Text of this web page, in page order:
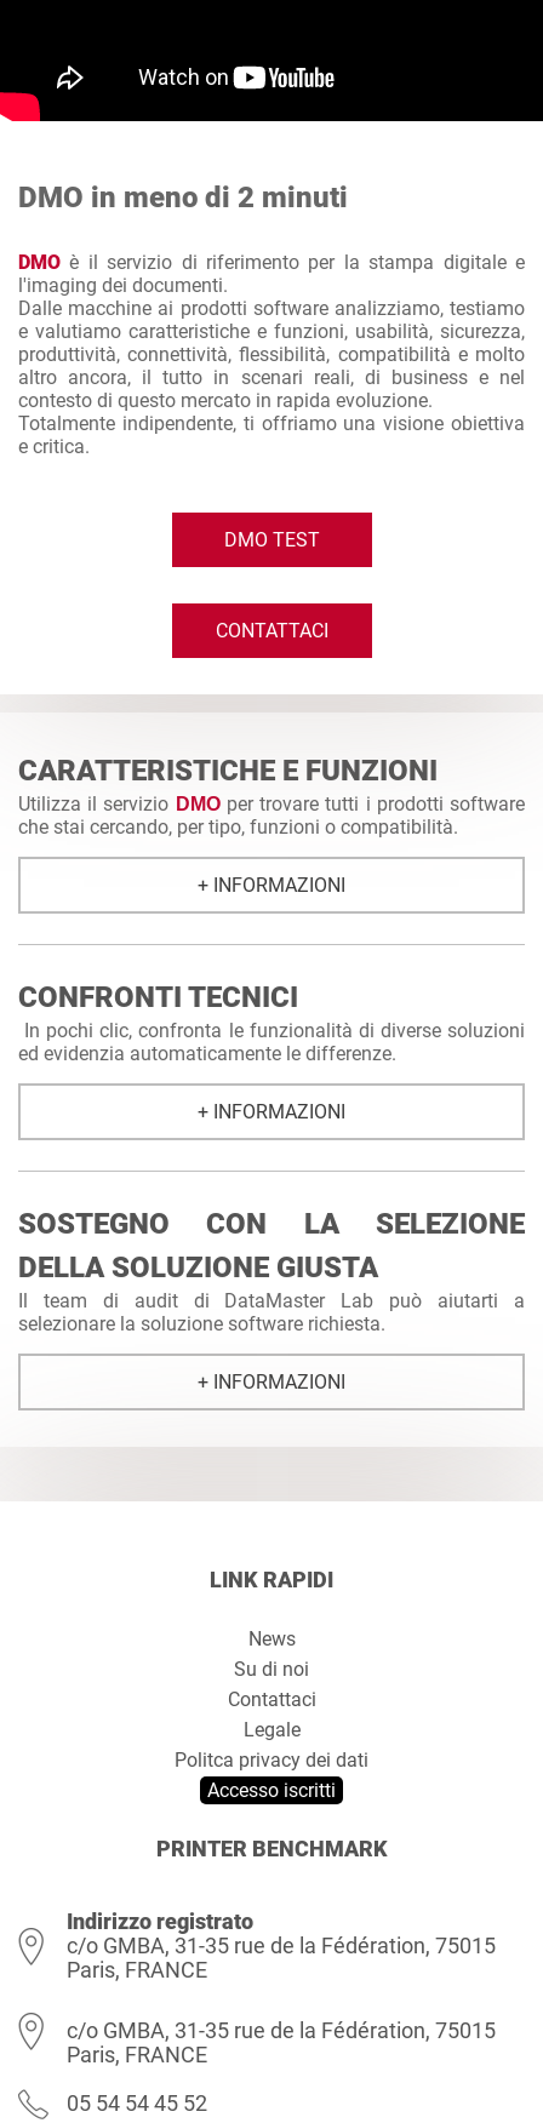
DMO in meno di 2 minuti
DMO è il servizio di riferimento per la stampa digitale e
l'imaging dei documenti.
Dalle macchine ai prodotti software analizziamo, testiamo
e valutiamo caratteristiche e funzioni, usabilità, sicurezza,
produttività, connettività, flessibilità, compatibilità e molto
altro ancora, il tutto in scenari reali, di business e nel
contesto di questo mercato in rapida evoluzione.
Totalmente indipendente, ti offriamo una visione obiettiva
e critica.
DMO TEST
CONTATTACI
CARATTERISTICHE E FUNZIONI
Utilizza il servizio DMO per trovare tutti i prodotti software
che stai cercando, per tipo, funzioni o compatibilità.
+ INFORMAZIONI
CONFRONTI TECNICI
In pochi clic, confronta le funzionalità di diverse soluzioni
ed evidenzia automaticamente le differenze.
+ INFORMAZIONI
SOSTEGNO CON LA SELEZIONE
DELLA SOLUZIONE GIUSTA
Il team di audit di DataMaster Lab può aiutarti a
selezionare la soluzione software richiesta.
+ INFORMAZIONI
LINK RAPIDI
News
Su di noi
Contattaci
Legale
Politca privacy dei dati
Accesso iscritti
PRINTER BENCHMARK
Indirizzo registrato
c/o GMBA, 31-35 rue de la Fédération, 75015
Paris, FRANCE
c/o GMBA, 31-35 rue de la Fédération, 75015
Paris, FRANCE
05 54 54 45 52